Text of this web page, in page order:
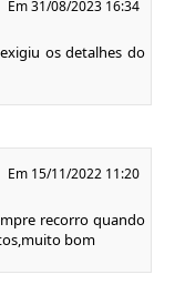
Em 31/08/2023 16:34
os detalhes do
Em 15/11/2022 11:20
recorro quando
bom